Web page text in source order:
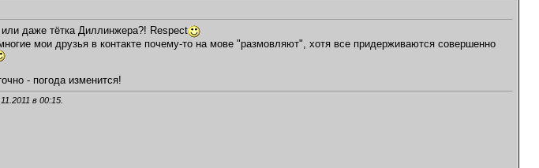
даже тётка Диллинжера?! Respect
мои друзья в контакте почему-то на мове "размовляют", хотя все придерживаются совершенно
- погода изменится!
в 00:15